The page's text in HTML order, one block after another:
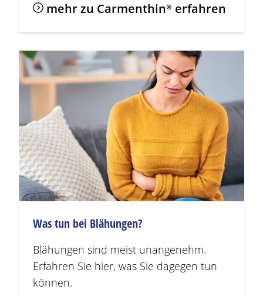
mehr zu Carmenthin® erfahren
Was tun bei Blähungen?
Blähungen sind meist unangenehm.
Erfahren Sie hier, was Sie dagegen tun
können.